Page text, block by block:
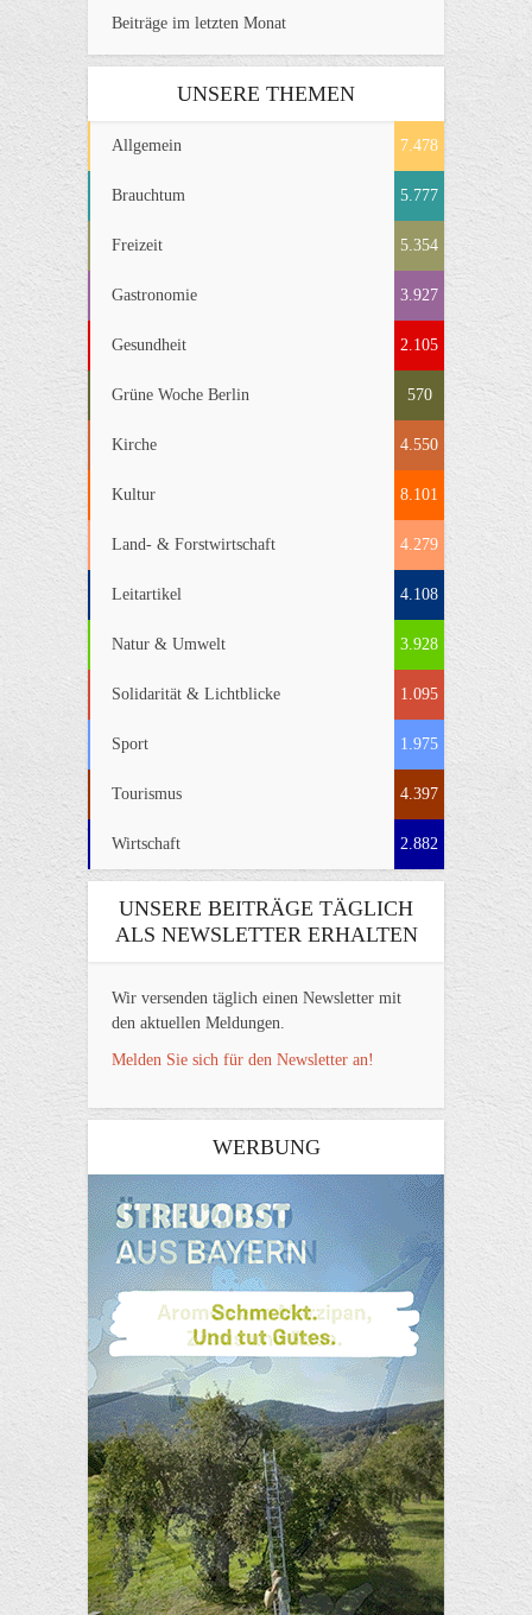
Beiträge im letzten Monat
UNSERE THEMEN
Allgemein 7.478
Brauchtum 5.777
Freizeit 5.354
Gastronomie 3.927
Gesundheit 2.105
Grüne Woche Berlin 570
Kirche 4.550
Kultur 8.101
Land- & Forstwirtschaft 4.279
Leitartikel 4.108
Natur & Umwelt 3.928
Solidarität & Lichtblicke 1.095
Sport 1.975
Tourismus 4.397
Wirtschaft 2.882
UNSERE BEITRÄGE TÄGLICH
ALS NEWSLETTER ERHALTEN
Wir versenden täglich einen Newsletter mit
den aktuellen Meldungen.
Melden Sie sich für den Newsletter an!
WERBUNG